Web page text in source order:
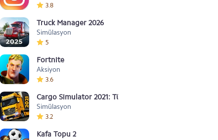
3.8
Truck Manager 2026
Simülasyon
5
Fortnite
Aksiyon
3.6
Cargo Simulator 2021: Türkiye
Simülasyon
3.2
Kafa Topu 2